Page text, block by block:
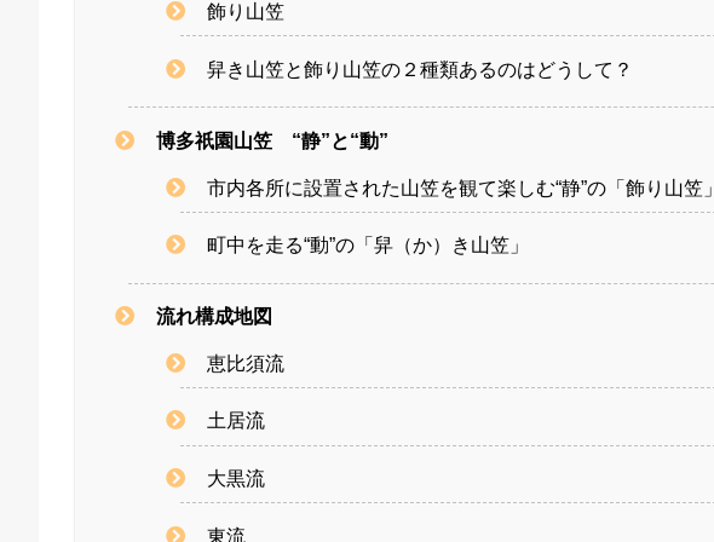
飾り山笠
舁き山笠と飾り山笠の２種類あるのはどうして？
博多祇園山笠 “静”と“動”
市内各所に設置された山笠を観て楽しむ“静”の「飾り山笠」
町中を走る“動”の「舁（か）き山笠」
流れ構成地図
恵比須流
土居流
大黒流
東流